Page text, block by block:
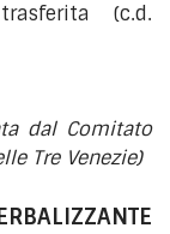
(c.d.
dal Comitato
Tre Venezie)